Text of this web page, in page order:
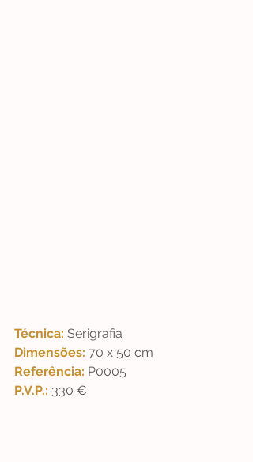
Técnica: Serigrafia
Dimensões: 70 x 50 cm
Referência: P0005
P.V.P.: 330 €